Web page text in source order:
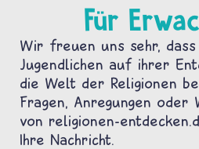
Für
Wir freuen uns sehr,
Jugendlichen auf ihrer
die Welt der Religionen
Fragen, Anregungen oder
von religionen-
Ihre Nachricht.